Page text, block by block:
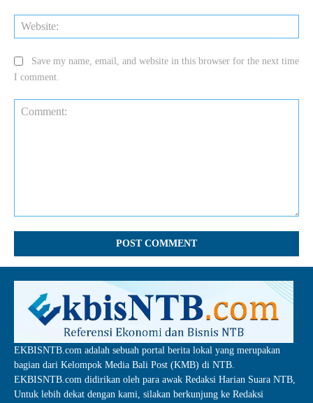
Save my name, email, and website in this browser for the next time
I comment.
EKBISNTB.com adalah sebuah portal berita lokal yang merupakan
bagian dari Kelompok Media Bali Post (KMB) di NTB.
EKBISNTB.com didirikan oleh para awak Redaksi Harian Suara NTB,
Untuk lebih dekat dengan kami, silakan berkunjung ke Redaksi